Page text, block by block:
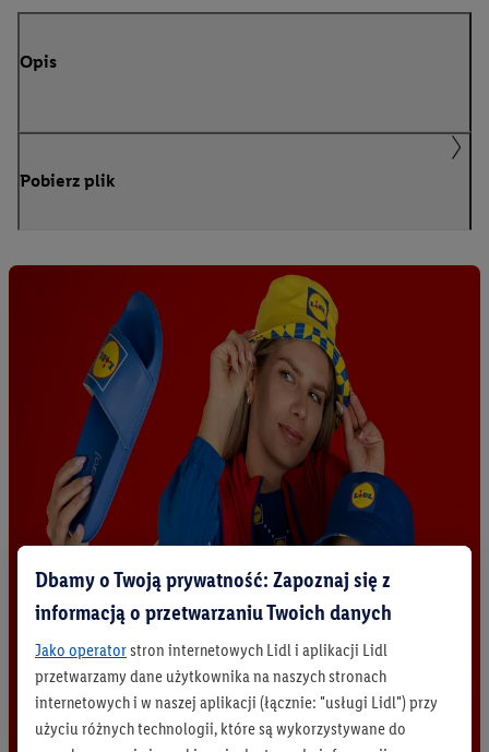
Opis
Pobierz plik
Dbamy o Twoją prywatność: Zapoznaj się z
informacją o przetwarzaniu Twoich danych
Jako operatorstron internetowych Lidl i aplikacji Lidl
przetwarzamy dane użytkownika na naszych stronach
internetowych i w naszej aplikacji (łącznie: "usługi Lidl") przy
użyciu różnych technologii, które są wykorzystywane do